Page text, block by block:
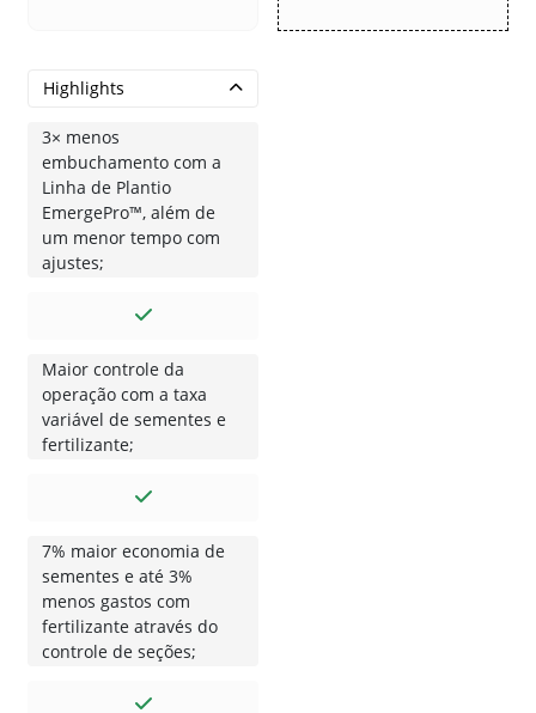
Highlights
3× menos
embuchamento com a
Linha de Plantio
EmergePro™, além de
um menor tempo com
ajustes;
Maior controle da
operação com a taxa
variável de sementes e
fertilizante;
7% maior economia de
sementes e até 3%
menos gastos com
fertilizante através do
controle de seções;